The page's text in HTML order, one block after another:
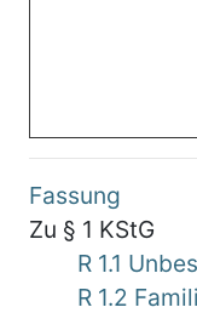
Fassung
Zu § 1 KStG
R 1.1
R 1.2